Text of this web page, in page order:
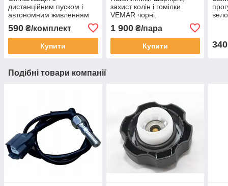
дистанційним пуском і
автономним живленням
590 ₴/комплект
Купити
захист колін і гомілки
VEMAR чорні.
1 900₴/пара
Купити 340
Подібні товари компанії